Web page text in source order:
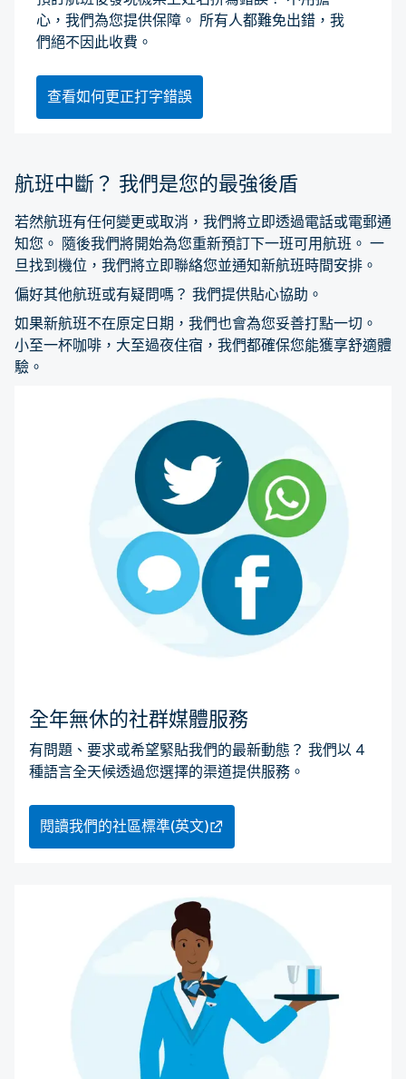
心，我們為您提供保障。 所有人都難免出錯，我
們絕不因此收費。
查看如何更正打字錯誤
航班中斷？ 我們是您的最強後盾
若然航班有任何變更或取消，我們將立即透過電話或電郵通
知您。 隨後我們將開始為您重新預訂下一班可用航班。 一
旦找到機位，我們將立即聯絡您並通知新航班時間安排。
偏好其他航班或有疑問嗎？ 我們提供貼心協助。
如果新航班不在原定日期，我們也會為您妥善打點一切。
小至一杯咖啡，大至過夜住宿，我們都確保您能獲享舒適體
驗。
全年無休的社群媒體服務
有問題、要求或希望緊貼我們的最新動態？ 我們以 4
種語言全天候透過您選擇的渠道提供服務。
閱讀我們的社區標準(英文)